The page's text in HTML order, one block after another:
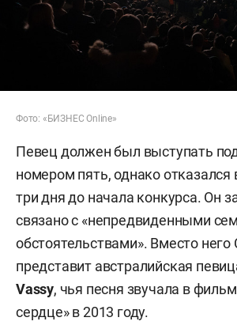
Фото: «БИЗНЕС Online»
Певец должен был выступать
номером пять, однако отказался
три дня до начала конкурса. Он
связано с «непредвиденными
обстоятельствами». Вместо
представит австралийская
Vassy, чья песня звучала в
сердце» в 2013 году.